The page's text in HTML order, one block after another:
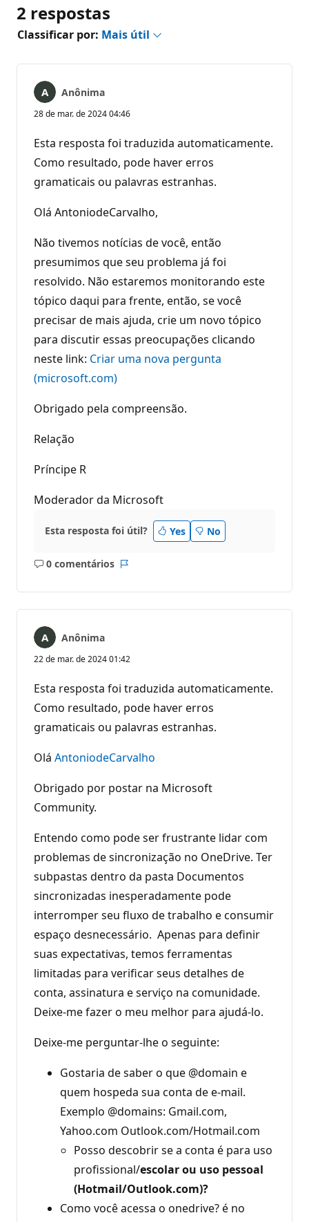
2 respostas
Classificar por: Mais útil
Anônima
28 de mar. de 2024 04:46
Esta resposta foi traduzida automaticamente.
Como resultado, pode haver erros
gramaticais ou palavras estranhas.
Olá AntoniodeCarvalho,
Não tivemos notícias de você, então
presumimos que seu problema já foi
resolvido. Não estaremos monitorando este
tópico daqui para frente, então, se você
precisar de mais ajuda, crie um novo tópico
para discutir essas preocupações clicando
neste link: Criar uma nova pergunta
(microsoft.com)
Obrigado pela compreensão.
Relação
Príncipe R
Moderador da Microsoft
Esta resposta foi útil? Yes No
0 comentários
Sem
Anônima
22 de mar. de 2024 01:42
Esta resposta foi traduzida automaticamente.
Como resultado, pode haver erros
gramaticais ou palavras estranhas.
Olá AntoniodeCarvalho
Obrigado por postar na Microsoft
Community.
Entendo como pode ser frustrante lidar com
problemas de sincronização no OneDrive. Ter
subpastas dentro da pasta Documentos
sincronizadas inesperadamente pode
interromper seu fluxo de trabalho e consumir
espaço desnecessário. Apenas para definir
suas expectativas, temos ferramentas
limitadas para verificar seus detalhes de
conta, assinatura e serviço na comunidade.
Deixe-me fazer o meu melhor para ajudá-lo.
Deixe-me perguntar-lhe o seguinte:
Gostaria de saber o que @domain e
quem hospeda sua conta de e-mail.
Exemplo @domains: Gmail.com,
Yahoo.com Outlook.com/Hotmail.com
Posso descobrir se a conta é para uso
profissional/escolar ou uso pessoal
(Hotmail/Outlook.com)?
Como você acessa o onedrive? é no